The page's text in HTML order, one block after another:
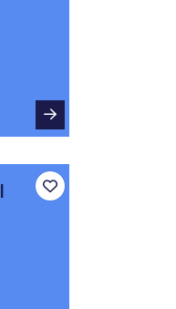
Toevoegen aan